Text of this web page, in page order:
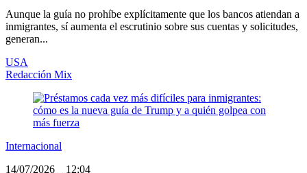
Aunque la guía no prohíbe explícitamente que los bancos atiendan a
inmigrantes, sí aumenta el escrutinio sobre sus cuentas y solicitudes,
generan...
USA
Redacción Mix
Internacional
14/07/2026
12:04